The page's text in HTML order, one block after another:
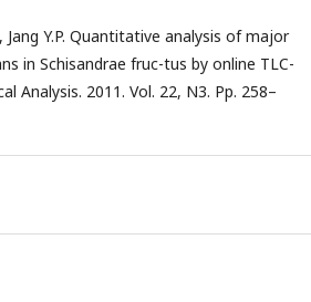
Jang Y.P. Quantitative analysis of major
in Schisandrae fruc-tus by online TLC-
Analysis. 2011. Vol. 22, N3. Pp. 258–